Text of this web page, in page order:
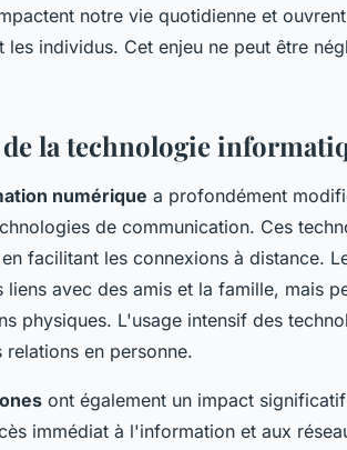
notre vie quotidienne et
les individus. Cet enjeu ne peut être
la technologie
numérique a profondément
de communication. Ces
facilitant les connexions à distance.
liens avec des amis et la famille, mais
physiques. L'usage intensif des
relations en personne.
ont également un impact
immédiat à l'information et aux